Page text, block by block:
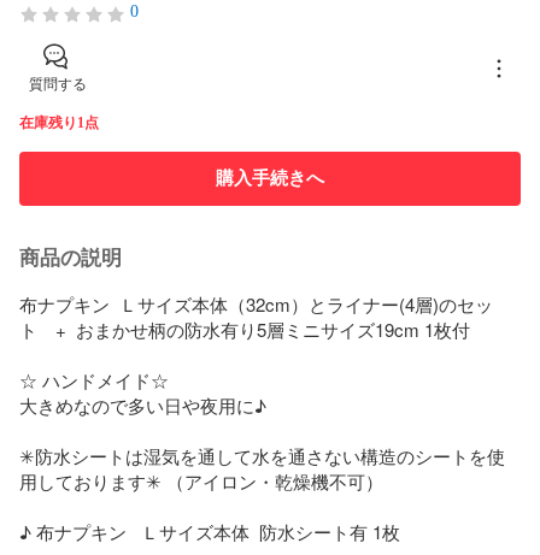
0
質問する
在庫残り1点
購入手続きへ
商品の説明
布ナプキン  Ｌサイズ本体（32cm）とライナー(4層)のセッ
ト　+  おまかせ柄の防水有り5層ミニサイズ19cm 1枚付
☆ ハンドメイド☆
大きめなので多い日や夜用に♪
✳︎防水シートは湿気を通して水を通さない構造のシートを使
用しております✳︎ （アイロン・乾燥機不可）
♪ 布ナプキン   Ｌサイズ本体  防水シート有 1枚